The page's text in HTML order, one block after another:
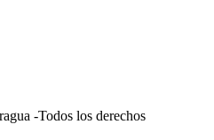
-Todos los derechos